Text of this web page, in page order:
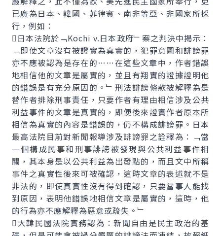
已廣為日本、韓國、菲律賓、南非等亞、非國家所採
行，例如：
日本法院於﹁Kochi v.日本政府﹂案之判決中揭示：
﹁即使文章沒有被證實為真實的，犯罪意圖和誹謗罪
亦不應被認為是存在的……在這些文章中，作者錯誤
地相信他的文章是屬實的，並且有翔實的證據證明他
的錯誤是有充分原因的。﹂刑法誹謗條款被解釋為是
替作者排除刑事責任，只要作者有理由相信涉及公共
利益事件的文章是真實的，即便後來證實作者原本所
相信為真實的內容是錯誤的，仍不構成誹謗罪。日本
最高法院目前對新聞報導涉及誹謗罪之詮釋為：﹁當
一個構成民事和刑事誹謗被發現與公共利益事件相
關，其本身是以公共利益為出發點的，而且文中所稱
事件之真實性後來可被確認，這時文章的表述就不是
非法的，即使真實性沒有得到確認，只要當事人能找
到原因，表明他錯誤地相信文章是屬實的，這時，他
的行為亦不應解釋為惡意或疏失。﹂
大韓民國法院實務認為：新聞自由是民主政治的基